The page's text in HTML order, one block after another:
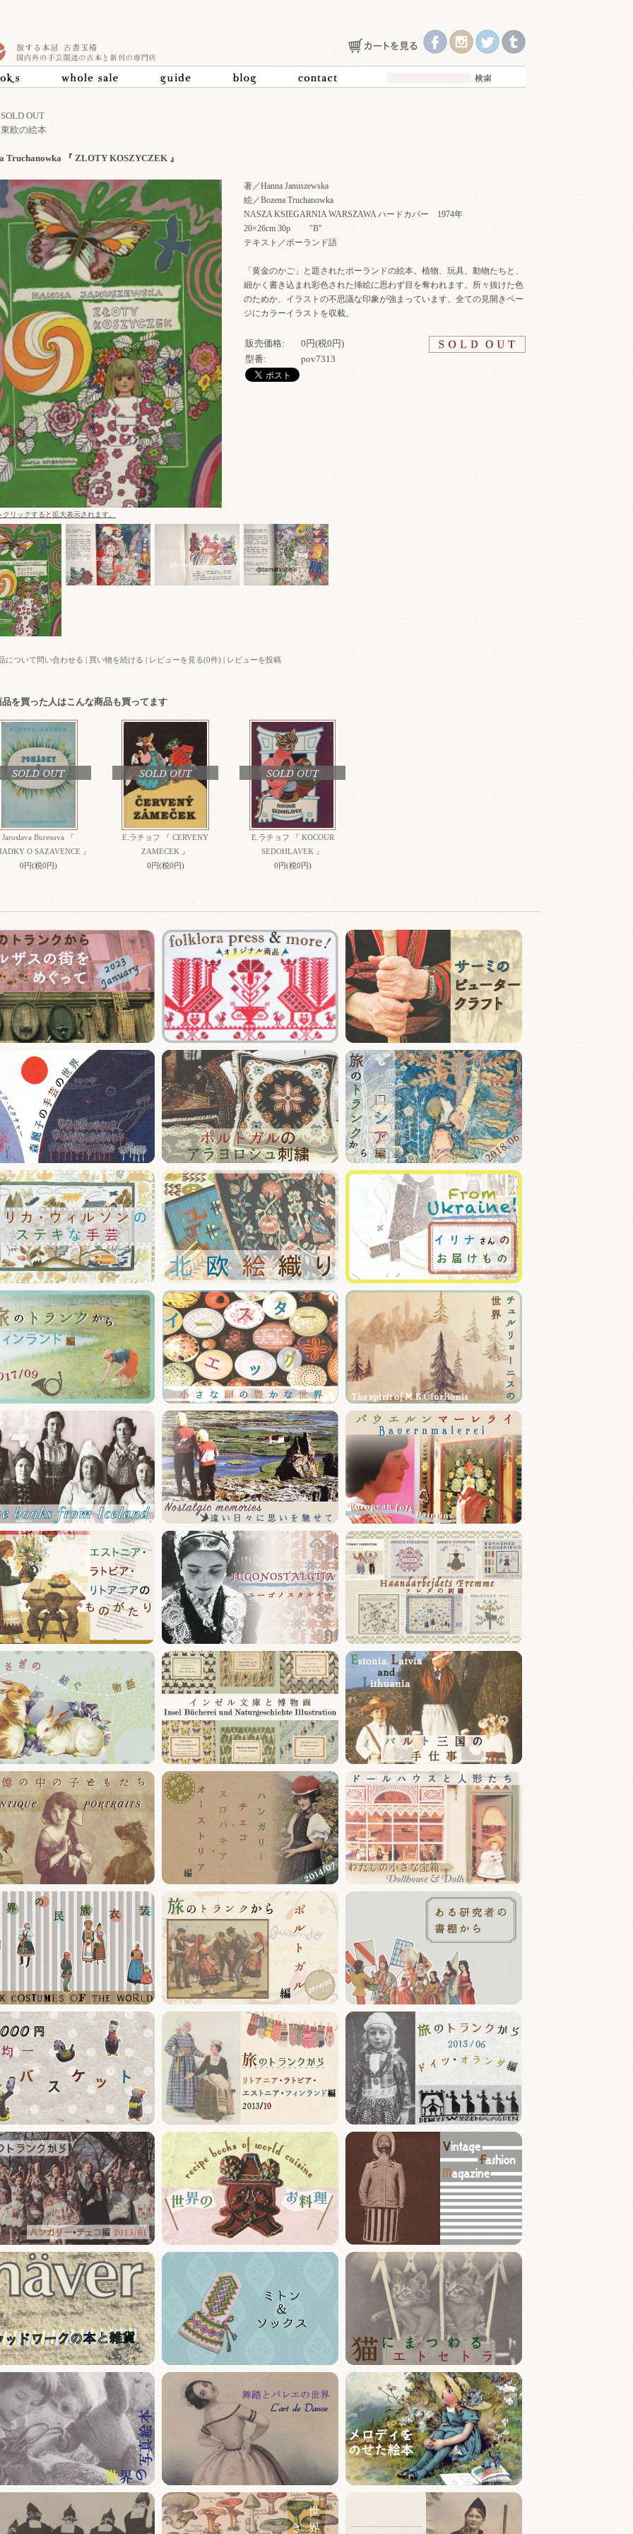
SOLD OUT
東欧の絵本
Truchanowka 『 ZLOTY KOSZYCZEK 』
著／Hanna Januszewska
絵／Bozena Truchanowka
NASZA KSIEGARNIA WARSZAWA ハードカバー 1974年
20×26cm 30p "B"
テキスト／ポーランド語
「黄金のかご」と題されたポーランドの絵本。植物、玩具、動物たちと、
細かく書き込まれ彩色された挿絵に思わず目を奪われます。所々抜けた色
のためか、イラストの不思議な印象が強まっています。全ての見開きペー
ジにカラーイラストを収載。
販売価格:
0円(税0円)
型番:
pov7313
リックすると拡大表示されます。
について問い合わせる | 買い物を続ける | レビューを見る(0件) | レビューを投稿
品を買った人はこんな商品も買ってます
SOLD OUT
Jaroslava Buresova 『
O SAZAVENCE 』
0円(税0円)
SOLD OUT
E.ラチョフ 『 CERVENY
ZAMECEK 』
0円(税0円)
SOLD OUT
E.ラチョフ 『 KOCOUR
SEDOHLAVEK 』
0円(税0円)